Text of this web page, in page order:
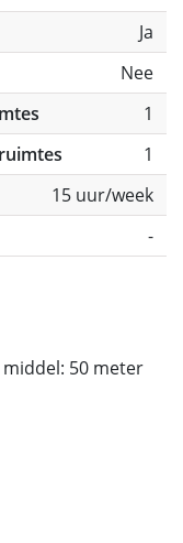
Ja
Nee
1
1
15 uur/week
-
50 meter